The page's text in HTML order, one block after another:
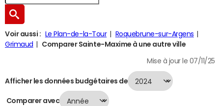
Voir aussi : Le Plan-de-la-Tour
Roquebrune-sur-Argens
Grimaud
Comparer Sainte-Maxime à une autre ville
Mise à jour le 07/11/25
Afficher les données budgétaires de
Comparer avec